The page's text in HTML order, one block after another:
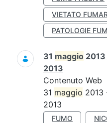
VIETATO
PATOLOGIE
31 maggio
2013
Contenuto Web
31 maggio 2013
2013
FUMO